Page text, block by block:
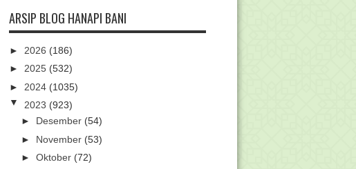
ARSIP BLOG HANAPI BANI
► 2026 (186)
► 2025 (532)
► 2024 (1035)
▼ 2023 (923)
► Desember (54)
► November (53)
► Oktober (72)